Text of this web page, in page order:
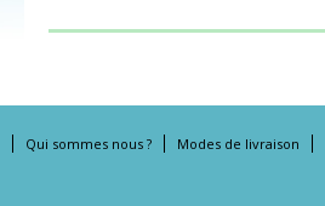
Qui sommes nous ? Modes de livraison